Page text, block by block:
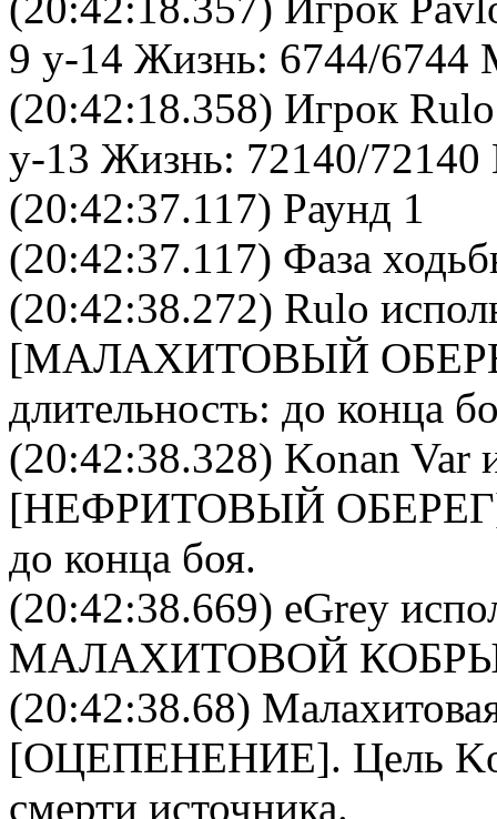
9 y-14 Жизнь: 6744/6744
(20:42:18.358) Игрок
y-13 Жизнь: 72140/72140
(20:42:37.117) Раунд 1
(20:42:37.117) Фаза
(20:42:38.272) Rulo
[МАЛАХИТОВЫЙ
длительность: до конца
(20:42:38.328) Konan Var
[НЕФРИТОВЫЙ ОБЕРЕГ
до конца боя.
(20:42:38.669) eGrey
МАЛАХИТОВОЙ
(20:42:38.68)
[ОЦЕПЕНЕНИЕ]. Цель
смерти источника.